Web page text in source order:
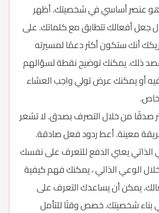
عنصر أساسي في شخصيتك. أظهر
جعل أفعالك تتطابق مع كلماتك. على
أنك ستكون أكثر دعمًا لمسيرته
ذلك. يمكنك توضيح نقطة لسؤالهم
أو يمكنك عرض تولي واجب العشاء
صدقًا من خلال التصرف بصدق. لا تشعر
معينة. أعط ردود فعل صادقة.
الذاتي يعني الدفع للتعرف على نفسك
الوعي الذاتي ، يمكنك فهم كيفية
يمكن أن يساعدك التعرف على
شخصيتك. خصص وقتًا للتأمل